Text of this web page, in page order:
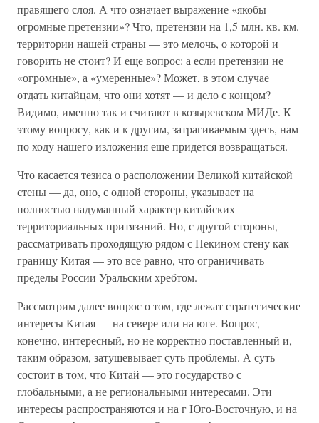
правящего слоя. А что означает выражение «якобы
огромные претензии»? Что, претензии на 1,5 млн. кв. км.
территории нашей страны — это мелочь, о которой и
говорить не стоит? И еще вопрос: а если претензии не
«огромные», а «умеренные»? Может, в этом случае
отдать китайцам, что они хотят — и дело с концом?
Видимо, именно так и считают в козыревском МИДе. К
этому вопросу, как и к другим, затрагиваемым здесь, нам
по ходу нашего изложения еще придется возвращаться.
Что касается тезиса о расположении Великой китайской
стены — да, оно, с одной стороны, указывает на
полностью надуманный характер китайских
территориальных притязаний. Но, с другой стороны,
рассматривать проходящую рядом с Пекином стену как
границу Китая — это все равно, что ограничивать
пределы России Уральским хребтом.
Рассмотрим далее вопрос о том, где лежат стратегические
интересы Китая — на севере или на юге. Вопрос,
конечно, интересный, но не корректно поставленный и,
таким образом, затушевывает суть проблемы. А суть
состоит в том, что Китай — это государство с
глобальными, а не региональными интересами. Эти
интересы распространяются и на г Юго-Восточную, и на